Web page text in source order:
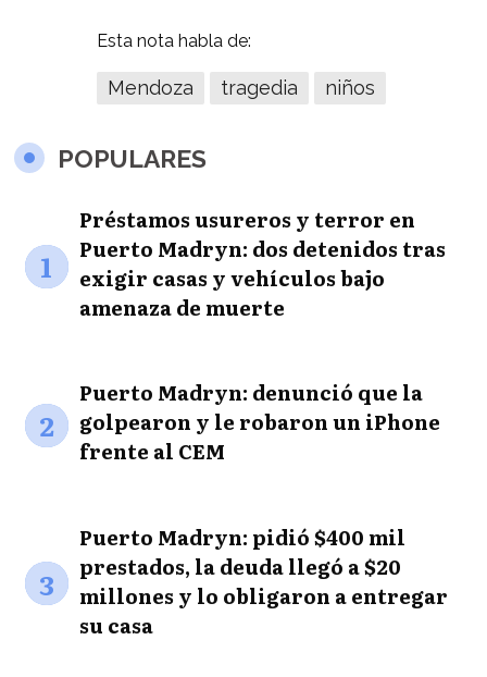
Esta nota habla de:
Mendoza tragedia niños
POPULARES
1
Préstamos usureros y terror en
Puerto Madryn: dos detenidos tras
exigir casas y vehículos bajo
amenaza de muerte
2
Puerto Madryn: denunció que la
golpearon y le robaron un iPhone
frente al CEM
3
Puerto Madryn: pidió $400 mil
prestados, la deuda llegó a $20
millones y lo obligaron a entregar
su casa